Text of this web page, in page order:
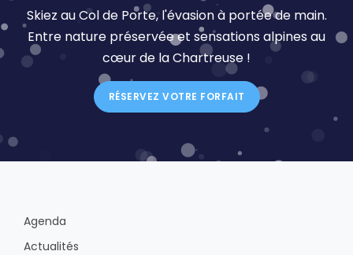
Skiez au Col de Porte, l'évasion à portée de main.
Entre nature préservée et sensations alpines au
cœur de la Chartreuse !
RÉSERVEZ VOTRE FORFAIT
Agenda
Actualités